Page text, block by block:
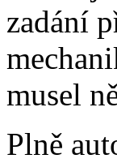
zadání
musel
Plně